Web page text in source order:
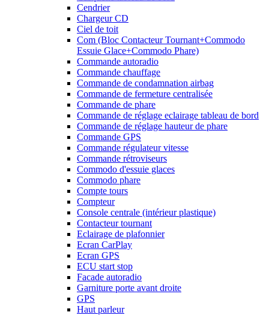
Cendrier
Chargeur CD
Ciel de toit
Com (Bloc Contacteur Tournant+Commodo
Essuie Glace+Commodo Phare)
Commande autoradio
Commande chauffage
Commande de condamnation airbag
Commande de fermeture centralisée
Commande de phare
Commande de réglage eclairage tableau de bord
Commande de réglage hauteur de phare
Commande GPS
Commande régulateur vitesse
Commande rétroviseurs
Commodo d'essuie glaces
Commodo phare
Compte tours
Compteur
Console centrale (intérieur plastique)
Contacteur tournant
Eclairage de plafonnier
Ecran CarPlay
Ecran GPS
ECU start stop
Facade autoradio
Garniture porte avant droite
GPS
Haut parleur